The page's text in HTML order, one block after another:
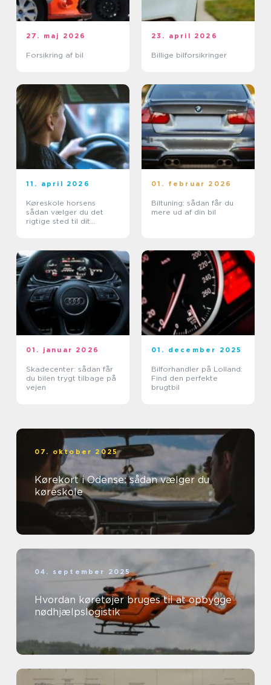
27. maj 2026
Forsikring af bil
23. april 2026
Billige bilforsikringer
11. april 2026
Køreskole horsens
sådan vælger du det
rigtige sted til dit
01. februar 2026
Biltuning: sådan får du
mere ud af din bil
01. januar 2026
Skadecenter: sådan får
du bilen trygt tilbage på
vejen
01. december 2025
Bilforhandler på Lolland:
Find den perfekte
brugtbil
07. oktober 2025
Kørekort i Odense: sådan vælger du
køreskole
04. september 2025
Hvordan køretøjer bruges til at opbygge
nødhjælpslogistik